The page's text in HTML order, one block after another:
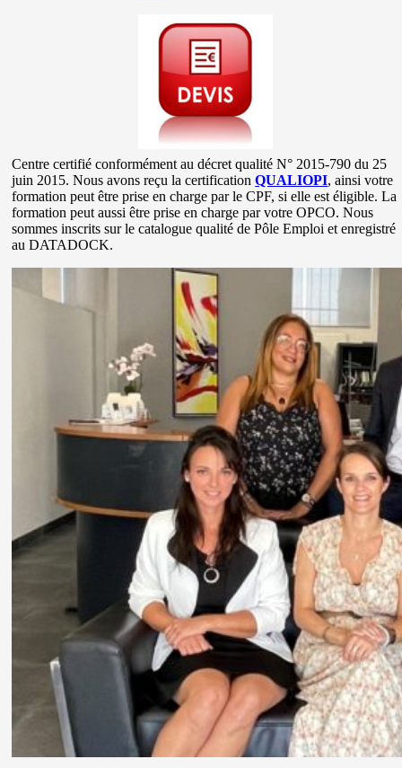
Centre certifié conformément au décret qualité N° 2015-790 du 25
juin 2015. Nous avons reçu la certificationQUALIOPI, ainsi votre
formation peut être prise en charge par le CPF, si elle est éligible. La
formation peut aussi être prise en charge par votre OPCO. Nous
sommes inscrits sur le catalogue qualité de Pôle Emploi et enregistré
au DATADOCK.